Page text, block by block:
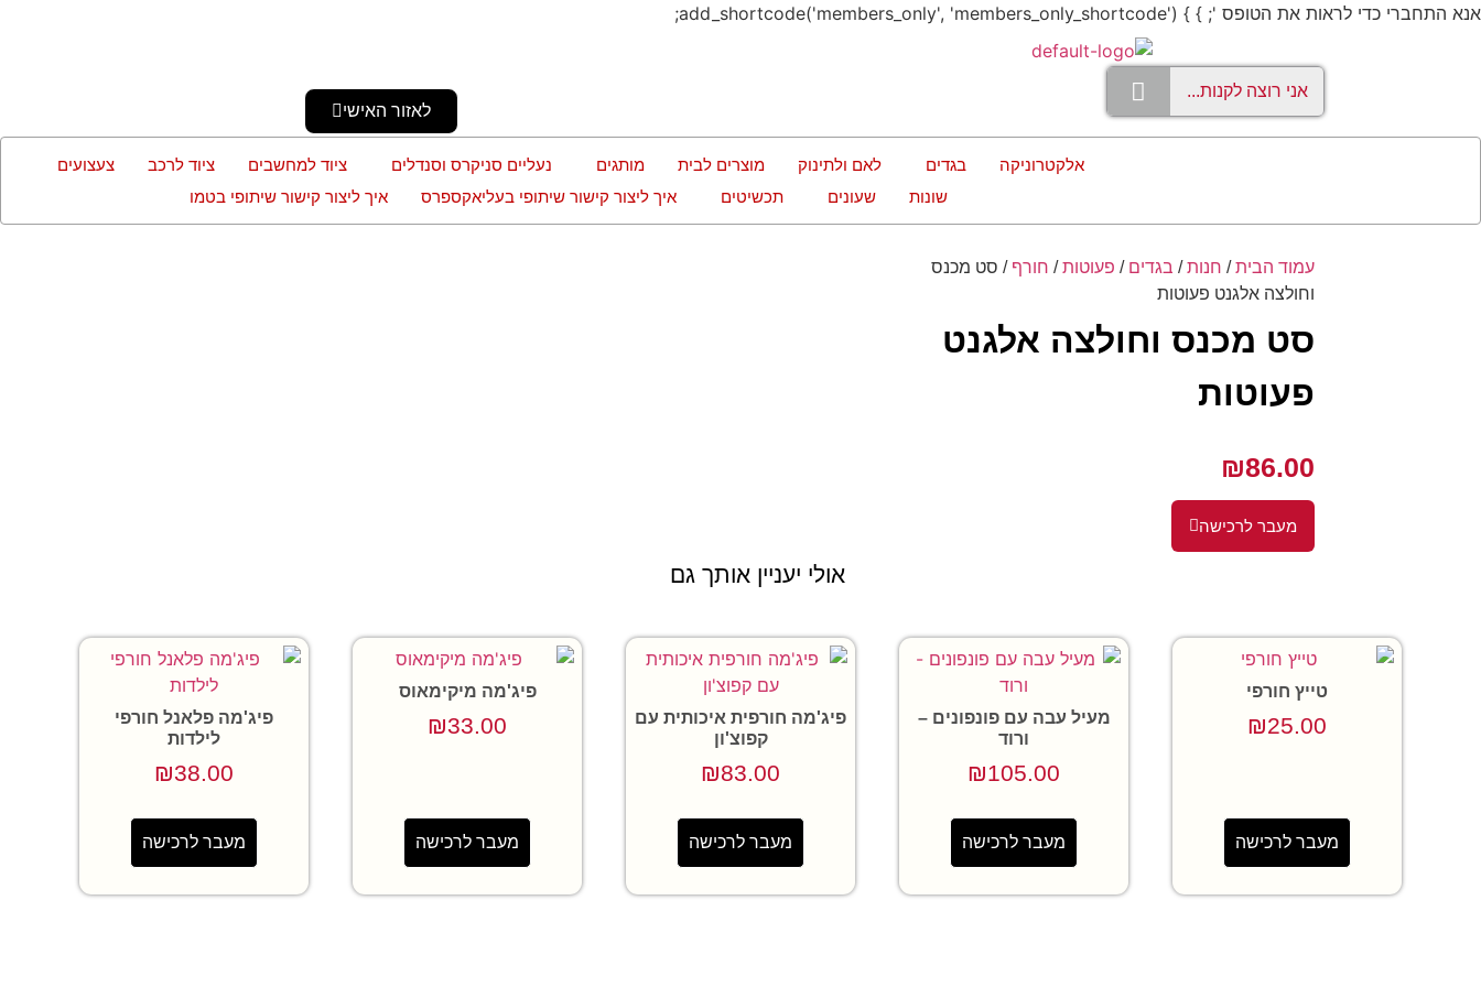
אנא התחברי כדי לראות את הטופס '; } } add_shortcode('members_only', 'members_only_shortcode');
לאזור האישי
אלקטרוניקה בגדים לאם ולתינוק מוצרים לבית מותגים נעליים סניקרס וסנדלים ציוד למחשבים ציוד לרכב
צעצועים
שונות
שעונים תכשיטים איך ליצור קישור שיתופי בעליאקספרס איך ליצור קישור שיתופי בטמו
עמוד הבית/ חנות/ בגדים / פעוטות/ חורף / סט מכנס
וחולצה אלגנט פעוטות
סט מכנס וחולצה אלגנט
פעוטות
₪86.00
מעבר לרכישה
אולי יעניין אותך גם
טייץ חורפי
₪25.00
מעבר לרכישה
מעיל עבה עם פונפונים –
ורוד
₪105.00
מעבר לרכישה
פיג'מה חורפית איכותית עם
קפוצ'ון
₪83.00
מעבר לרכישה
פיג'מה מיקימאוס
₪33.00
מעבר לרכישה
פיג'מה פלאנל חורפי
לילדות
₪38.00
מעבר לרכישה